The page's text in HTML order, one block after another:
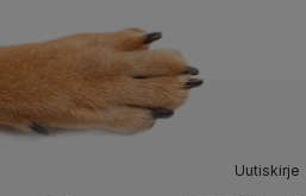
Uutiskirje